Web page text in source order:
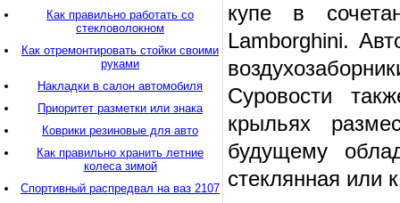
купе в
Lamborghini.
Суровости
крыльях
будущему
стеклянная или
Как правильно работать со
стекловолокном
Как отремонтировать стойки своими
руками
Накладки в салон автомобиля
Приоритет разметки или знака
Коврики резиновые для авто
Как правильно хранить летние
колеса зимой
Спортивный распредвал на ваз 2107